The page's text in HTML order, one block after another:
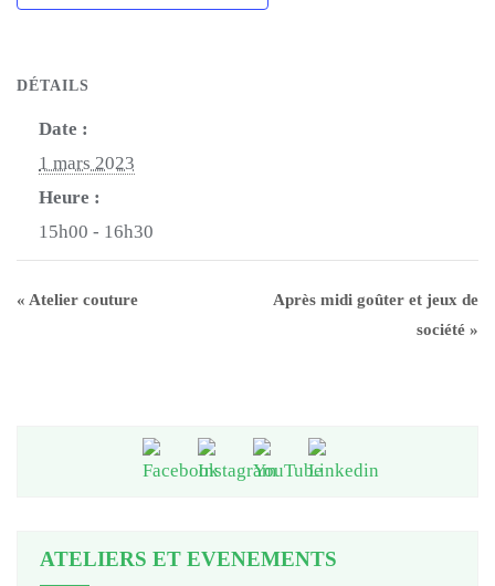
DÉTAILS
Date :
1 mars 2023
Heure :
15h00 - 16h30
« Atelier couture
Après midi goûter et jeux de
société »
ATELIERS ET EVENEMENTS